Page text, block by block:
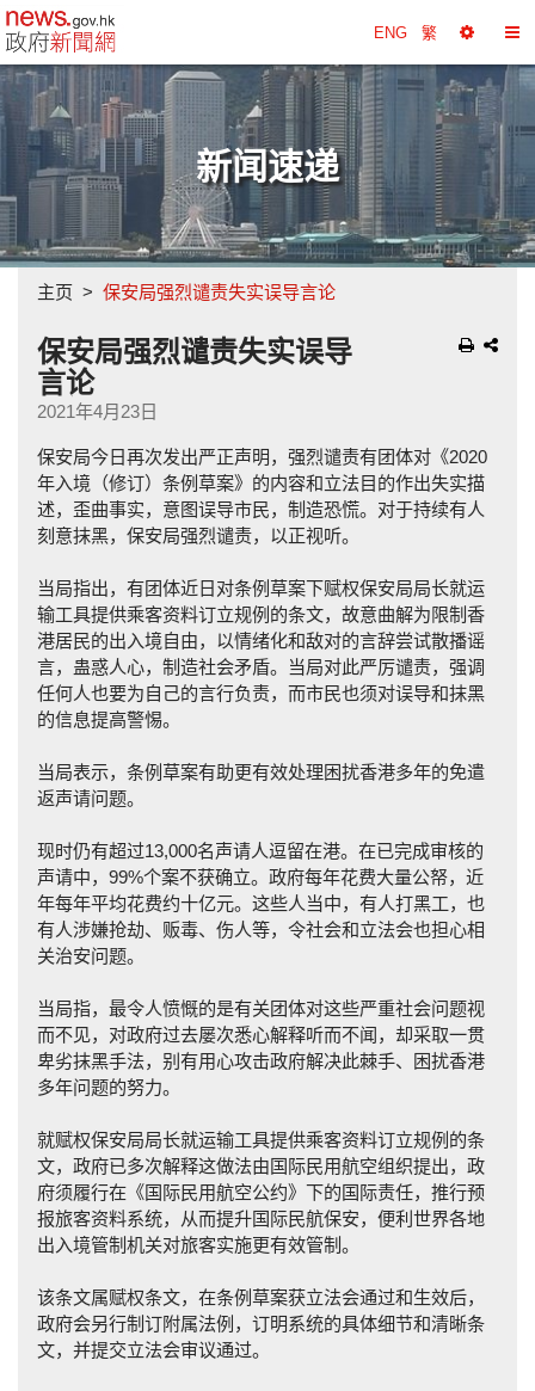
政府新闻网主页 ENG 繁
择
工
具
换
录
新闻速递
主页 保安局强烈谴责失实误导言论
保安局强烈谴责失实误导
言论
2021年4月23日
保安局今日再次发出严正声明，强烈谴责有团体对《2020
年入境（修订）条例草案》的内容和立法目的作出失实描
述，歪曲事实，意图误导市民，制造恐慌。对于持续有人
刻意抹黑，保安局强烈谴责，以正视听。
当局指出，有团体近日对条例草案下赋权保安局局长就运
输工具提供乘客资料订立规例的条文，故意曲解为限制香
港居民的出入境自由，以情绪化和敌对的言辞尝试散播谣
言，蛊惑人心，制造社会矛盾。当局对此严厉谴责，强调
任何人也要为自己的言行负责，而市民也须对误导和抹黑
的信息提高警惕。
当局表示，条例草案有助更有效处理困扰香港多年的免遣
返声请问题。
现时仍有超过13,000名声请人逗留在港。在已完成审核的
声请中，99%个案不获确立。政府每年花费大量公帑，近
年每年平均花费约十亿元。这些人当中，有人打黑工，也
有人涉嫌抢劫、贩毒、伤人等，令社会和立法会也担心相
关治安问题。
当局指，最令人愤慨的是有关团体对这些严重社会问题视
而不见，对政府过去屡次悉心解释听而不闻，却采取一贯
卑劣抹黑手法，别有用心攻击政府解决此棘手、困扰香港
多年问题的努力。
就赋权保安局局长就运输工具提供乘客资料订立规例的条
文，政府已多次解释这做法由国际民用航空组织提出，政
府须履行在《国际民用航空公约》下的国际责任，推行预
报旅客资料系统，从而提升国际民航保安，便利世界各地
出入境管制机关对旅客实施更有效管制。
该条文属赋权条文，在条例草案获立法会通过和生效后，
政府会另行制订附属法例，订明系统的具体细节和清晰条
文，并提交立法会审议通过。